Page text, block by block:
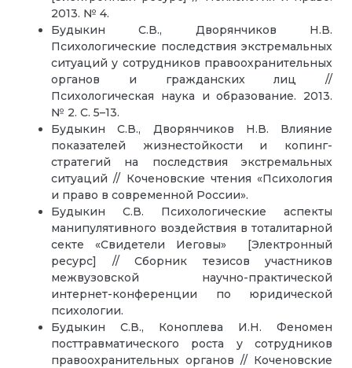
2013. № 4.
Будыкин С.В., Дворянчиков Н.В.
Психологические последствия экстремальных
ситуаций у сотрудников правоохранительных
органов и гражданских лиц //
Психологическая наука и образование. 2013.
№ 2. С. 5–13.
Будыкин С.В., Дворянчиков Н.В. Влияние
показателей жизнестойкости и копинг-
стратегий на последствия экстремальных
ситуаций // Коченовские чтения «Психология
и право в современной России».
Будыкин С.В. Психологические аспекты
манипулятивного воздействия в тоталитарной
секте «Свидетели Иеговы» [Электронный
ресурс] // Сборник тезисов участников
межвузовской научно-практической
интернет-конференции по юридической
психологии.
Будыкин С.В., Коноплева И.Н. Феномен
посттравматического роста у сотрудников
правоохранительных органов // Коченовские